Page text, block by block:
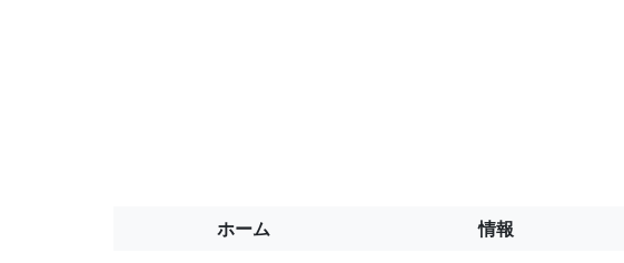
ホーム 情報